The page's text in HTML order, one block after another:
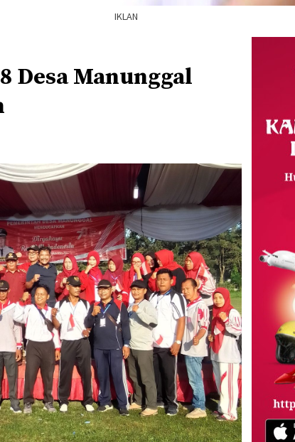
IKLAN
Desa Manunggal